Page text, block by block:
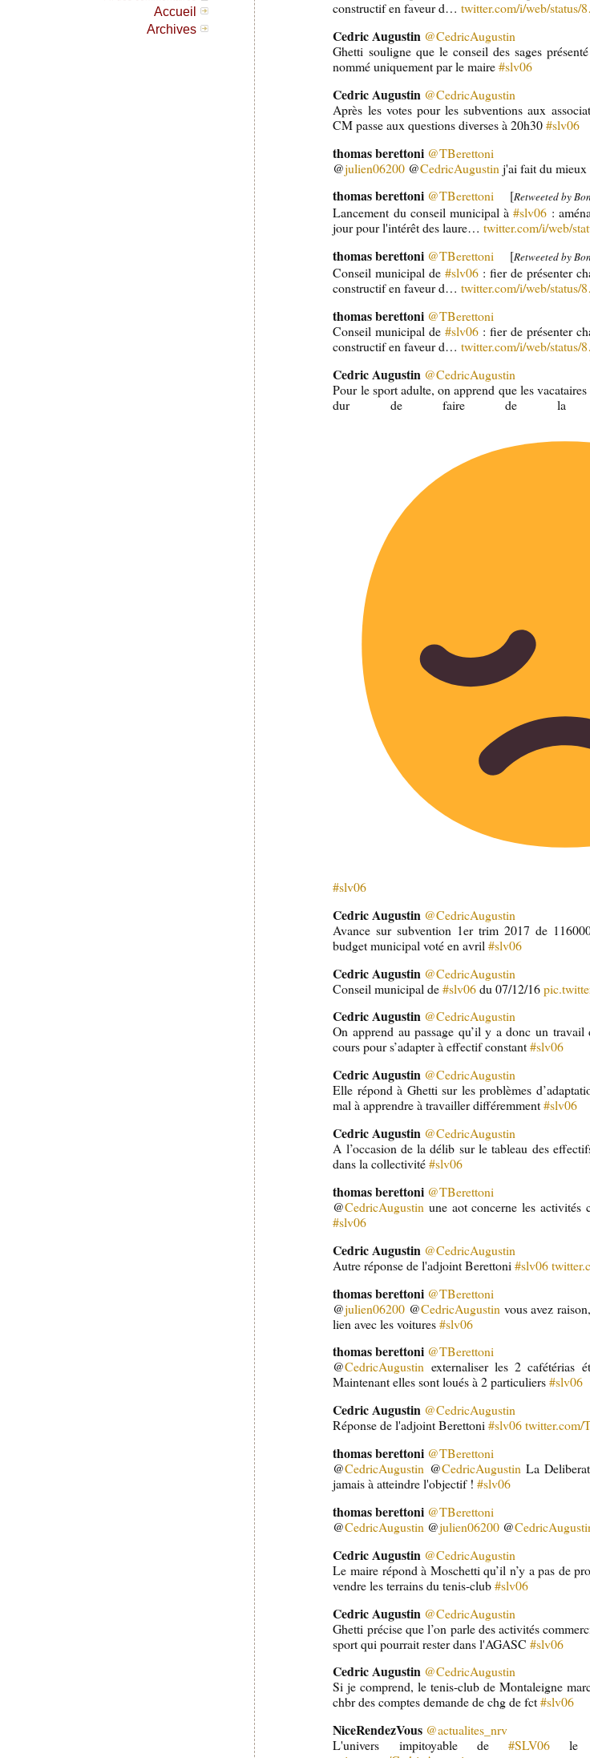
constructif en faveur d…twitter.com/i/web/status/
Cedric Augustin @CedricAugustin
Ghetti souligne que le conseil des sages
nommé uniquement par le maire#slv06
Cedric Augustin @CedricAugustin
Après les votes pour les subventions aux
CM passe aux questions diverses à 20h30#slv06
thomas berettoni @TBerettoni
@julien06200 @CedricAugustin j'ai fait du
thomas berettoni @TBerettoni [Retweeted by
Lancement du conseil municipal à#slv06 :
jour pour l'intérêt des laure…twitter.com/i/web/
thomas berettoni @TBerettoni [Retweeted by
Conseil municipal de#slv06 : fier de présenter
constructif en faveur d…twitter.com/i/web/status/
thomas berettoni @TBerettoni
Conseil municipal de#slv06 : fier de présenter
constructif en faveur d…twitter.com/i/web/status/
Cedric Augustin @CedricAugustin
Pour le sport adulte, on apprend que les
dur de faire de la
#slv06
Cedric Augustin @CedricAugustin
Avance sur subvention 1er trim 2017 de
budget municipal voté en avril#slv06
Cedric Augustin @CedricAugustin
Conseil municipal de#slv06du 07/12/16
Cedric Augustin @CedricAugustin
On apprend au passage qu’il y a donc un
cours pour s’adapter à effectif constant#slv06
Cedric Augustin @CedricAugustin
Elle répond à Ghetti sur les problèmes
mal à apprendre à travailler différemment#slv06
Cedric Augustin @CedricAugustin
A l’occasion de la délib sur le tableau des
dans la collectivité#slv06
thomas berettoni @TBerettoni
@CedricAugustin une aot concerne les activités
#slv06
Cedric Augustin @CedricAugustin
Autre réponse de l'adjoint Berettoni#slv06
thomas berettoni @TBerettoni
@julien06200 @CedricAugustin vous avez
lien avec les voitures#slv06
thomas berettoni @TBerettoni
@CedricAugustin externaliser les 2 cafétérias
Maintenant elles sont loués à 2 particuliers#slv06
Cedric Augustin @CedricAugustin
Réponse de l'adjoint Berettoni#slv06
thomas berettoni @TBerettoni
@CedricAugustin @CedricAugustin La
jamais à atteindre l'objectif !#slv06
thomas berettoni @TBerettoni
@CedricAugustin @julien06200 @
Cedric Augustin @CedricAugustin
Le maire répond à Moschetti qu’il n’y a pas de
vendre les terrains du tenis-club#slv06
Cedric Augustin @CedricAugustin
Ghetti précise que l’on parle des activités
sport qui pourrait rester dans l'AGASC#slv06
Cedric Augustin @CedricAugustin
Si je comprend, le tenis-club de Montaleigne
chbr des comptes demande de chg de fct#slv06
NiceRendezVous @actualites_nrv
L'univers impitoyable de #SLV06le
Accueil
Archives